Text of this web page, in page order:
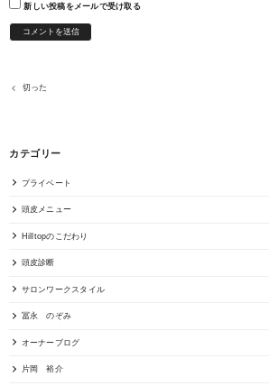
新しい投稿をメールで受け取る
切った
カテゴリー
プライベート
頭皮メニュー
Hilltopのこだわり
頭皮診断
サロンワークスタイル
冨永 のぞみ
オーナーブログ
片岡 裕介